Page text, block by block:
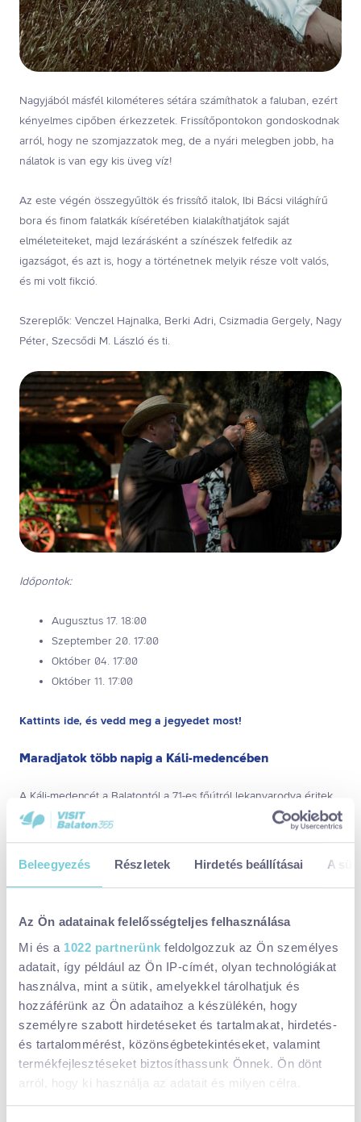
Beleegyezés Részletek Hirdetés beállításai A
Az Ön adatainak felelősségteljes felhasználása
Mi és a 1022 partnerünk feldolgozzuk az Ön személyes
adatait, így például az Ön IP-címét, olyan technológiákat
használva, mint a sütik, amelyekkel tárolhatjuk és
hozzáférünk az Ön adataihoz a készülékén, hogy
személyre szabott hirdetéseket és tartalmakat, hirdetés-
és tartalommérést, közönségbetekintéseket, valamint
termékfejlesztéseket biztosíthassunk Önnek. Ön dönt
arról, hogy ki használja az adatait és milyen célra.
Nagyjából másfél kilométeres sétára számíthatok a faluban, ezért
kényelmes cipőben érkezzetek. Frissítőpontokon gondoskodnak
arról, hogy ne szomjazzatok meg, de a nyári melegben jobb, ha
nálatok is van egy kis üveg víz!
Az este végén összegyűltök és frissítő italok, Ibi Bácsi világhírű
bora és finom falatkák kíséretében kialakíthatjátok saját
elméleteiteket, majd lezárásként a színészek felfedik az
igazságot, és azt is, hogy a történetnek melyik része volt valós,
és mi volt fikció.
Szereplők: Venczel Hajnalka, Berki Adri, Csizmadia Gergely, Nagy
Péter, Szecsődi M. László és ti.
Időpontok:
Augusztus 17. 18:00
Szeptember 20. 17:00
Október 04. 17:00
Október 11. 17:00
Kattints ide, és vedd meg a jegyedet most!
Maradjatok több napig a Káli-medencében
A Káli-medencét a Balatontól a 71-es főútról lekanyarodva éritek
el autóval, Szentbékkállára busszal is érkezhettek. Szuper
A különleges színdarab eséjére magánszállást a településen is
Tapolcán és Badacsonyban.
Kőtengert,kóstoljátok meg a Kő fagyi?adalékmentes fagyijait,
szerintünk itt van a legfinomabb fagyi a Balatonnál, és töltsétek
tele a kulacsotokat vízzel a kékkúti kútból.
Megosztom:
Elérhetőségek: